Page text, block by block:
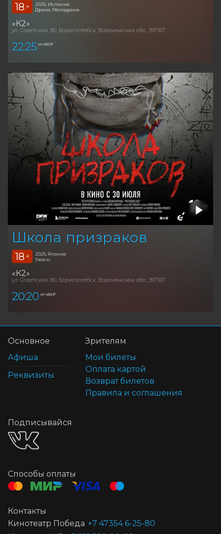
18 +
2026, Испания
Драма, Мелодрама
«К2»
ул. Советская, 80, Борисоглебск, Воронежская обл., 397167
22:25 от 450 ₽
Школа призраков
18 +
2026, Япония
Ужасы
«К2»
ул. Советская, 80, Борисоглебск, Воронежская обл., 397167
20:20 от 450 ₽
Основное
Афиша
Реквизиты
Зрителям
Мои билеты
Оплата картой
Возврат билетов
Правила и соглашения
Подписывайся
Способы оплаты
Контакты
Кинотеатр Победа +7 47354 6-25-80